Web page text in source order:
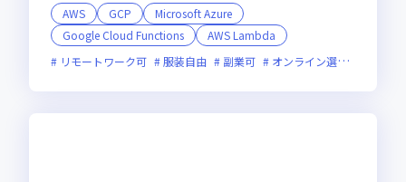
AWS
GCP
Microsoft Azure
Google Cloud Functions
AWS Lambda
リモートワーク可
服装自由 副業可 オンライン選考可